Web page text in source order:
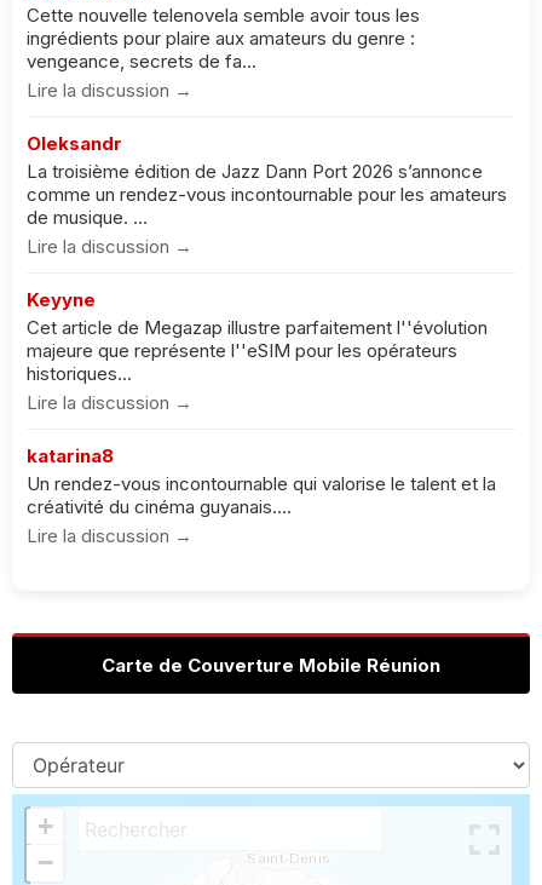
Cette nouvelle telenovela semble avoir tous les
ingrédients pour plaire aux amateurs du genre :
vengeance, secrets de fa...
Lire la discussion →
Oleksandr
La troisième édition de Jazz Dann Port 2026 s’annonce
comme un rendez-vous incontournable pour les amateurs
de musique. ...
Lire la discussion →
Keyyne
Cet article de Megazap illustre parfaitement l''évolution
majeure que représente l''eSIM pour les opérateurs
historiques...
Lire la discussion →
katarina8
Un rendez-vous incontournable qui valorise le talent et la
créativité du cinéma guyanais....
Lire la discussion →
Carte de Couverture Mobile Réunion